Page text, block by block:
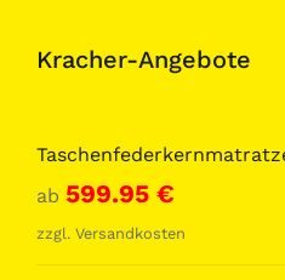
Kracher-Angebote
ab 599.95 €
zzgl. Versandkosten